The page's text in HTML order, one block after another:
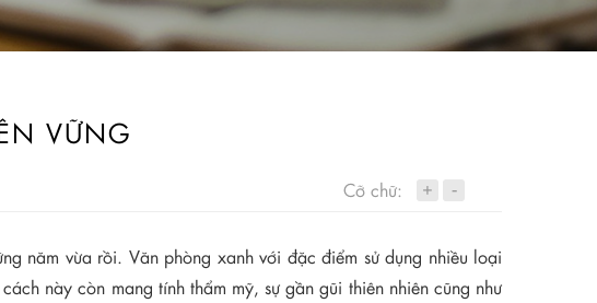
VỮNG
Cỡ chữ: + -
năm vừa rồi. Văn phòng xanh với đặc điểm sử dụng nhiều loại
này còn mang tính thẩm mỹ, sự gần gũi thiên nhiên cũng như